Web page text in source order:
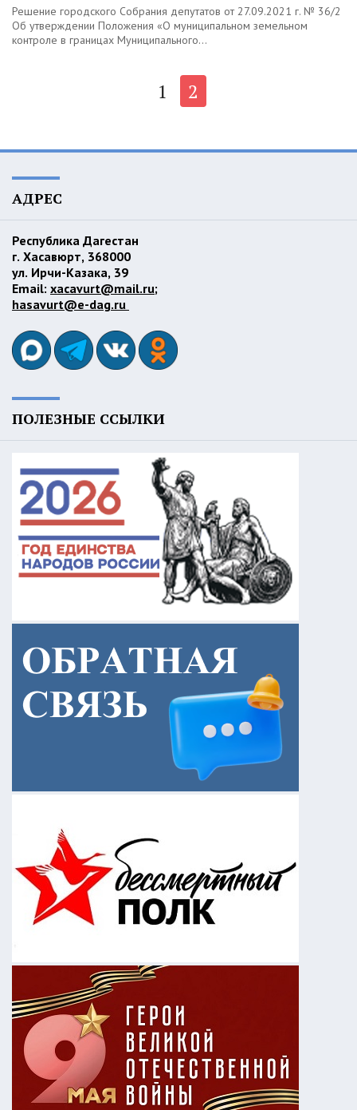
Решение городского Собрания депутатов от 27.09.2021 г. № 36/2
Об утверждении Положения «О муниципальном земельном
контроле в границах Муниципального...
1 2
АДРЕС
Республика Дагестан
г. Хасавюрт, 368000
ул. Ирчи-Казака, 39
Email: xacavurt@mail.ru;
hasavurt@e-dag.ru
ПОЛЕЗНЫЕ ССЫЛКИ